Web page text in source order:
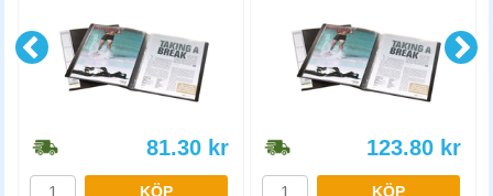
81.30 kr
KÖP
123.80 kr
KÖP